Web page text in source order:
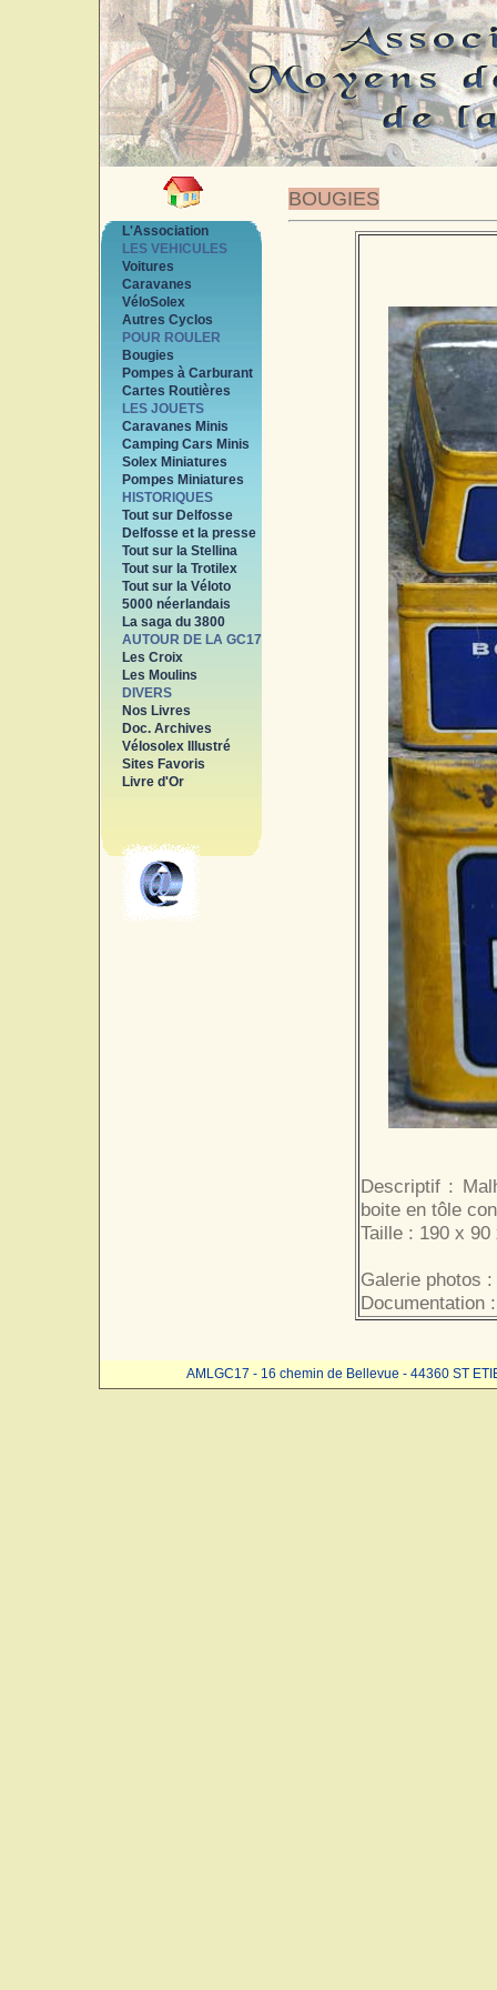
BOUGIES
L'Association
LES VEHICULES
Voitures
Caravanes
VéloSolex
Autres Cyclos
POUR ROULER
Bougies
Pompes à Carburant
Cartes Routières
LES JOUETS
Caravanes Minis
Camping Cars Minis
Solex Miniatures
Pompes Miniatures
HISTORIQUES
Tout sur Delfosse
Delfosse et la presse
Tout sur la Stellina
Tout sur la Trotilex
Tout sur la Véloto
5000 néerlandais
La saga du 3800
AUTOUR DE LA GC17
Les Croix
Les Moulins
DIVERS
Nos Livres
Doc. Archives
Vélosolex Illustré
Sites Favoris
Livre d'Or
Descriptif :
boite en tôle
Taille : 190 x 90
Galerie photos :
Documentation :
AMLGC17 - 16 chemin de Bellevue - 44360 ST